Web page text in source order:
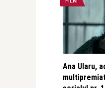
Ana Ularu,